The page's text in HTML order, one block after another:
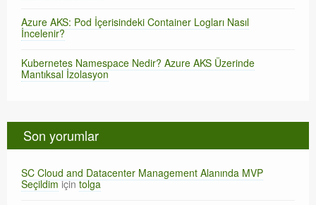
Azure AKS: Pod İçerisindeki Container Logları Nasıl
İncelenir?
Kubernetes Namespace Nedir? Azure AKS Üzerinde
Mantıksal İzolasyon
Son yorumlar
SC Cloud and Datacenter Management Alanında MVP
Seçildimiçintolga